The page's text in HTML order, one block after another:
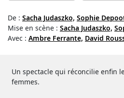
De : Sacha Judaszko, Sophie
Mise en scène : Sacha Judaszko,
Avec : Ambre Ferrante, David
Un spectacle qui réconcilie enfin
femmes.